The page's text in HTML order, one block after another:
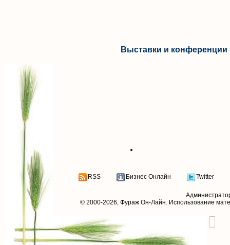
Выставки и конференции
RSS Бизнес Онлайн Twitter
© 2000-2026, Фураж Он-Лайн. Использование